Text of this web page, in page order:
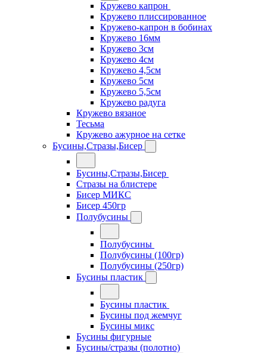
Кружево капрон
Кружево плиссированное
Кружево-капрон в бобинах
Кружево 16мм
Кружево 3см
Кружево 4см
Кружево 4,5см
Кружево 5см
Кружево 5,5см
Кружево радуга
Кружево вязаное
Тесьма
Кружево ажурное на сетке
Бусины,Стразы,Бисер
Бусины,Стразы,Бисер
Стразы на блистере
Бисер МИКС
Бисер 450гр
Полубусины
Полубусины
Полубусины (100гр)
Полубусины (250гр)
Бусины пластик
Бусины пластик
Бусины под жемчуг
Бусины микс
Бусины фигурные
Бусины/стразы (полотно)